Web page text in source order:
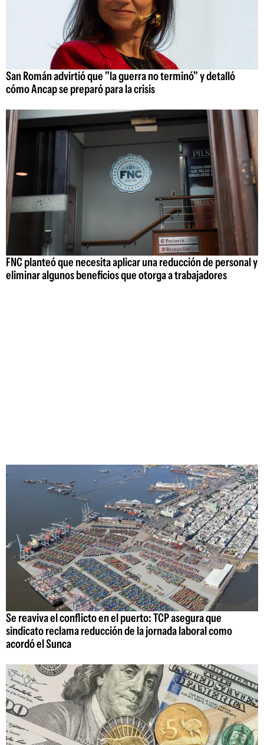
San Román advirtió que "la guerra no terminó" y detalló
cómo Ancap se preparó para la crisis
FNC planteó que necesita aplicar una reducción de personal y
eliminar algunos beneficios que otorga a trabajadores
Se reaviva el conflicto en el puerto: TCP asegura que
sindicato reclama reducción de la jornada laboral como
acordó el Sunca